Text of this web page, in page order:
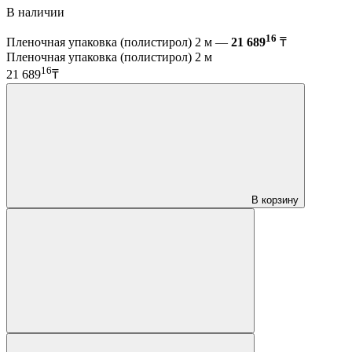
В наличии
Пленочная упаковка (полистирол) 2 м — 21 68916 ₸
Пленочная упаковка (полистирол) 2 м
21 68916₸
В корзину